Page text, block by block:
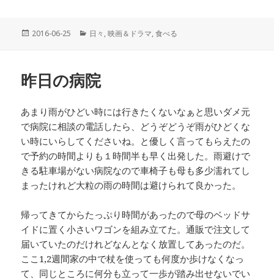
投
2016-06-25
カ
ー
日々 ,映画＆ドラマ,食べる
昨日の病院
あまり雨がひどい時には行きたくないなぁと思いダメ元
で病院に相談の電話したら、どうぞどうぞ雨がひどくな
い時にいらしてくださいね。と優しく言ってもらえたの
で予約の時間よりも１時間半も早く出発した。雨避けで
きる駐車場がない病院なので車椅子も母も多少濡れてし
まったけれど大粒の雨の時間は避けられて良かった。
帰ってきてからたっぷり時間があったので母のベッドサ
イドに置く小さいワゴンを組み立てた。通販で注文して
届いていたのだけれどなんとなく放置してあったのだ。
ここ1,2週間家の中で杖を使っても何度か歩けなくなっ
て、同じところに何分も立って一歩が踏み出せないでい